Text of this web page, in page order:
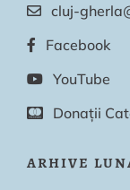
cluj-
Facebook
YouTube
Donații
ARHIVE